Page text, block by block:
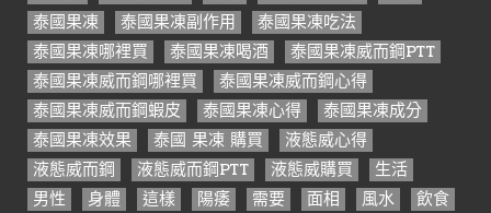
泰國果凍
泰國果凍副作用
泰國果凍吃法
泰國果凍哪裡買
泰國果凍喝酒
泰國果凍威而鋼PTT
泰國果凍威而鋼哪裡買
泰國果凍威而鋼心得
泰國果凍威而鋼蝦皮
泰國果凍心得
泰國果凍成分
泰國果凍效果
泰國 果凍 購買
液態威心得
液態威而鋼
液態威而鋼PTT 液態威購買
生活
男性
身體 這樣 陽痿 需要 面相 風水 飲食